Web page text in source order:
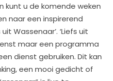
kunt u de komende weken
naar een inspirerend
Wassenaar’. ‘Liefs uit
maar een programma
dienst gebruiken. Dit kan
een mooi gedicht of